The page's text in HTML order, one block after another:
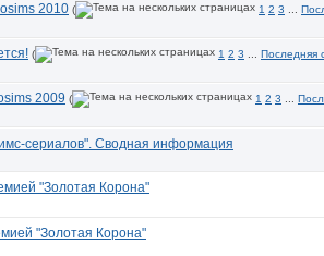
2010 ( 1 2 3
( 1 2 3 Последняя
2009 ( 1 2 3
сериалов". Сводная информация
"Золотая Корона"
"Золотая Корона"